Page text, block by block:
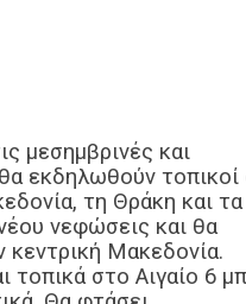
μεσημβρινές και
εκδηλωθούν τοπικοί
τη Θράκη και τα
νεφώσεις και θα
κεντρική Μακεδονία.
τοπικά στο Αιγαίο 6